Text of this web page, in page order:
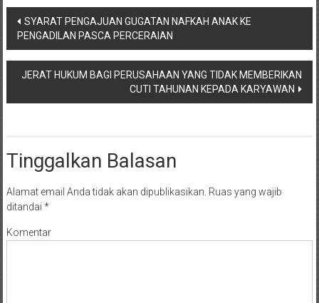
Bangkinang/
Duri/
Dumai
Pangkal
Sulawesi,
papan/
Kalimantan
Barat/
Kalimantan
Kalimantan
Navigasi
pos
SYARAT PENGAJUAN GUGATAN NAFKAH ANAK KE
PENGADILAN PASCA PERCERAIAN
JERAT HUKUM BAGI PERUSAHAAN YANG TIDAK MEMBERIKAN
CUTI TAHUNAN KEPADA KARYAWAN
Tinggalkan Balasan
Alamat email Anda tidak akan dipublikasikan. Ruas yang wajib
ditandai *
Komentar